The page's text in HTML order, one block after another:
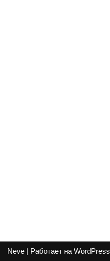
Neve | Работает на WordPress